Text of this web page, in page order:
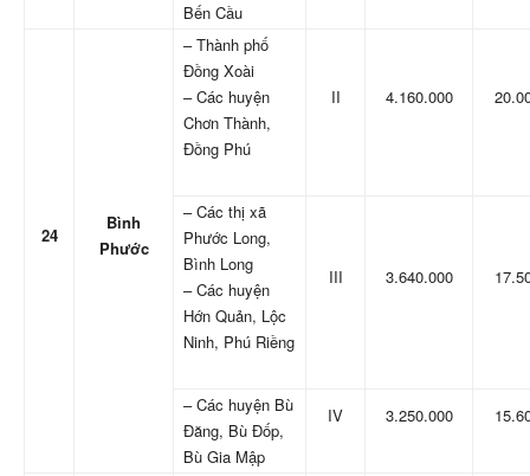
Bến Cầu
24
Bình
Phước
– Thành phố
Đồng Xoài
– Các huyện
Chơn Thành,
Đồng Phú
II 4.160.000
– Các thị xã
Phước Long,
Bình Long
– Các huyện
Hớn Quản, Lộc
Ninh, Phú Riềng
III 3.640.000
– Các huyện Bù
Đăng, Bù Đốp,
Bù Gia Mập
IV 3.250.000